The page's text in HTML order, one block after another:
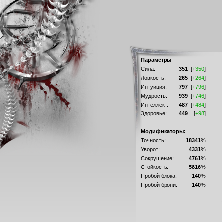
Параметры
Сила:
351 [+350]
Ловкость:
265 [+264]
Интуиция:
797 [+796]
Мудрость:
939 [+746]
Интеллект:
487 [+484]
Здоровье:
449 [+98]
Модификаторы:
Точность:
18341%
Уворот:
4331%
Сокрушение:
4761%
Стойкость:
5816%
Пробой блока:
140%
Пробой брони:
140%